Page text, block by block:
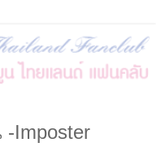
-Imposter